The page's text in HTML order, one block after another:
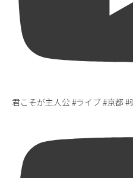
君こそが主人公 #ライブ #京都